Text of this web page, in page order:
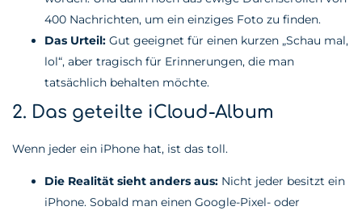
400 Nachrichten, um ein einziges Foto zu finden.
Das Urteil: Gut geeignet für einen kurzen „Schau mal,
lol“, aber tragisch für Erinnerungen, die man
tatsächlich behalten möchte.
2. Das geteilte iCloud-Album
Wenn jeder ein iPhone hat, ist das toll.
Die Realität sieht anders aus: Nicht jeder besitzt ein
iPhone. Sobald man einen Google-Pixel- oder